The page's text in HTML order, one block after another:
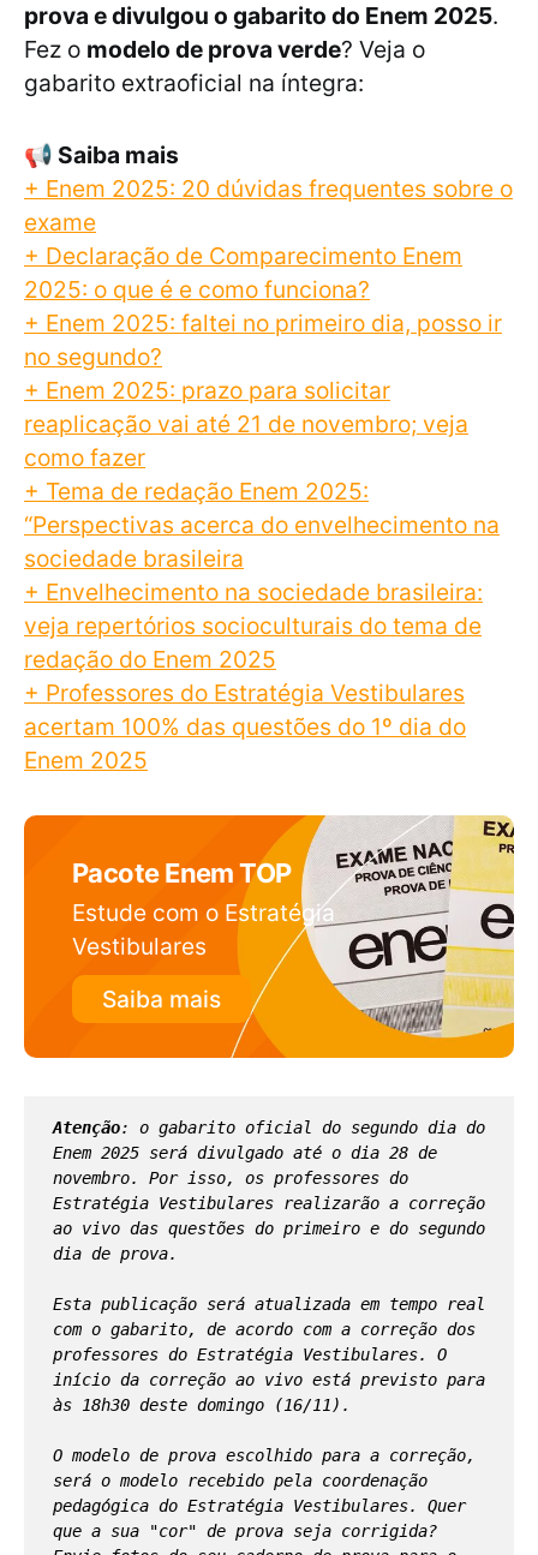
prova e divulgou o gabarito do Enem 2025.
Fez o modelo de prova verde? Veja o
gabarito extraoficial na íntegra:
📢 Saiba mais
+ Enem 2025: 20 dúvidas frequentes sobre o
exame
+ Declaração de Comparecimento Enem
2025: o que é e como funciona?
+ Enem 2025: faltei no primeiro dia, posso ir
no segundo?
+ Enem 2025: prazo para solicitar
reaplicação vai até 21 de novembro; veja
como fazer
+ Tema de redação Enem 2025:
“Perspectivas acerca do envelhecimento na
sociedade brasileira
+ Envelhecimento na sociedade brasileira:
veja repertórios socioculturais do tema de
redação do Enem 2025
+ Professores do Estratégia Vestibulares
acertam 100% das questões do 1º dia do
Enem 2025
Pacote Enem TOP
Estude com o Estratégia
Vestibulares
Saiba mais
Atenção: o gabarito oficial do segundo dia do
Enem 2025 será divulgado até o dia 28 de
novembro. Por isso, os professores do
Estratégia Vestibulares realizarão a correção
ao vivo das questões do primeiro e do segundo
dia de prova.
Esta publicação será atualizada em tempo real
com o gabarito, de acordo com a correção dos
professores do Estratégia Vestibulares. O
início da correção ao vivo está previsto para
às 18h30 deste domingo (16/11).
O modelo de prova escolhido para a correção,
será o modelo recebido pela coordenação
pedagógica do Estratégia Vestibulares. Quer
que a sua "cor" de prova seja corrigida?